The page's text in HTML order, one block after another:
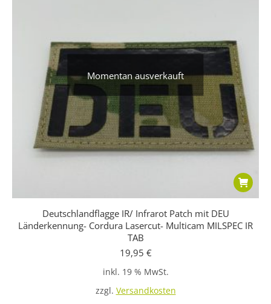
Momentan ausverkauft
Deutschlandflagge IR/ Infrarot Patch mit DEU
Länderkennung- Cordura Lasercut- Multicam MILSPEC IR
TAB
19,95 €
inkl. 19 % MwSt.
zzgl. Versandkosten